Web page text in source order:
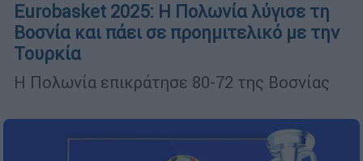
Eurobasket 2025: Η Πολωνία λύγισε τη
Βοσνία και πάει σε προημιτελικό με την
Τουρκία
Η Πολωνία επικράτησε 80-72 της Βοσνίας